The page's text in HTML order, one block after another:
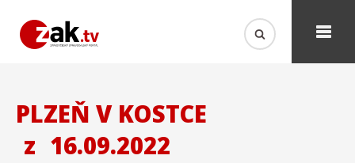
PLZEŇ V KOSTCE
z 16.09.2022